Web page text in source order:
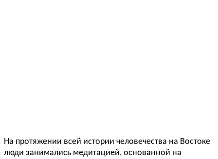
На протяжении всей истории человечества на Востоке
люди занимались медитацией, основанной на